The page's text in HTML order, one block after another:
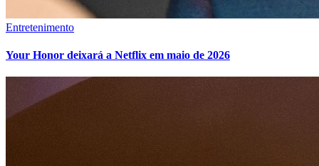
Entretenimento
Your Honor deixará a Netflix em maio de 2026